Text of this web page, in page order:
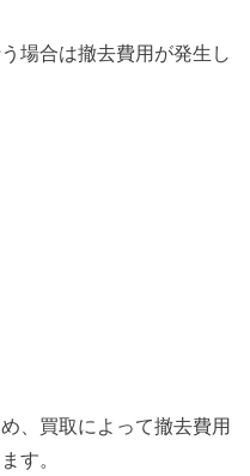
場合は撤去費用が発生し
、買取によって撤去費用
す。